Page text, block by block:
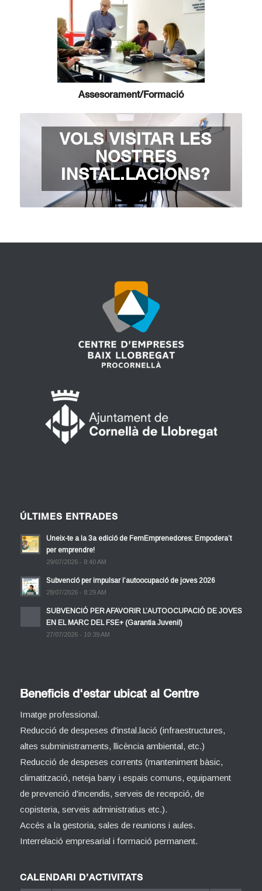
Assesorament/Formació
VOLS VISITAR LES
NOSTRES
INSTAL.LACIONS?
ÚLTIMES ENTRADES
Uneix-te a la 3a edició de FemEmprenedores: Empodera’t
per emprendre!
29/07/2026 - 8:40 AM
Subvenció per impulsar l’autoocupació de joves 2026
28/07/2026 - 8:29 AM
SUBVENCIÓ PER AFAVORIR L’AUTOOCUPACIÓ DE JOVES
EN EL MARC DEL FSE+ (Garantia Juvenil)
27/07/2026 - 10:39 AM
Beneficis d'estar ubicat al Centre
Imatge professional.
Reducció de despeses d'instal.lació (infraestructures,
altes subministraments, llicència ambiental, etc.)
Reducció de despeses corrents (manteniment bàsic,
climatització, neteja bany i espais comuns, equipament
de prevenció d'incendis, serveis de recepció, de
copisteria, serveis administratius etc.).
Accés a la gestoria, sales de reunions i aules.
Interrelació empresarial i formació permanent.
CALENDARI D’ACTIVITATS